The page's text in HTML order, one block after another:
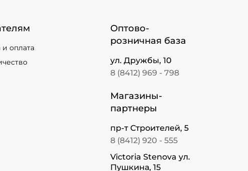
и оплата
Оптово-
розничная база
ул. Дружбы, 10
8 (8412) 969 - 798
Магазины-
партнеры
пр-т Строителей, 5
8 (8412) 920 - 555
Victoria Stenova ул.
Пушкина, 15